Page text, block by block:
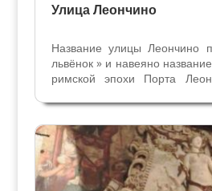
Улица Леончино
Название улицы Леончино
львёнок » и навеяно
римской эпохи Порта
направляется к
одному древнему
Именно вдоль этой...
Виллы и дворцы
Скрытая Верона